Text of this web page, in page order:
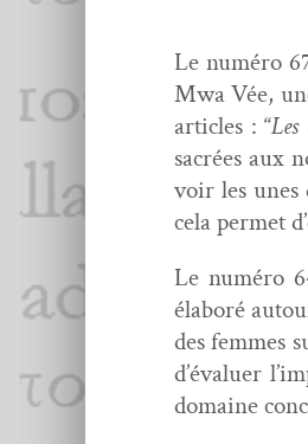
Le numéro
Mwa Vée,
arti­cles : “Les
sacrées aux
voir les unes
cela per­met
Le numéro
élaboré
des femmes
d’évaluer
domaine